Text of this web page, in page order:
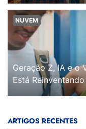
NUVEM
Geração Z, IA e o
Está
ARTIGOS RECENTES